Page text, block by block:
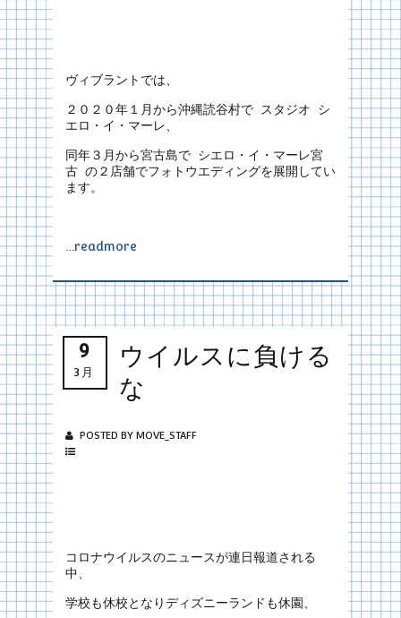
ヴィブラントでは、
２０２０年１月から沖縄読谷村で スタジオ シ
エロ・イ・マーレ、
同年３月から宮古島で シエロ・イ・マーレ宮
古 の２店舗でフォトウエディングを展開してい
ます。
…readmore
9
3月
ウイルスに負ける
な
POSTED BY MOVE_STAFF
コロナウイルスのニュースが連日報道される
中、
学校も休校となりディズニーランドも休園、